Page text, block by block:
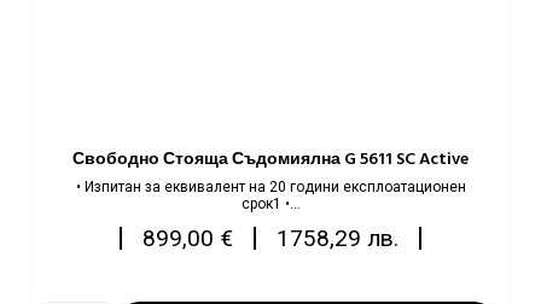
Свободно Стояща Съдомиялна G 5611 SC Active
• Изпитан за еквивалент на 20 години експлоатационен
срок1 •...
Цена
899,00 € 1758,29 лв.